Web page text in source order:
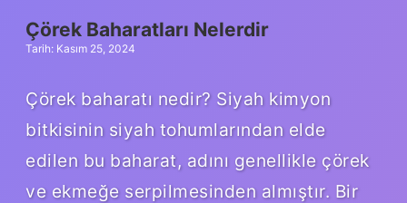
Çörek Baharatları Nelerdir
Tarih: Kasım 25, 2024
Çörek baharatı nedir? Siyah kimyon
bitkisinin siyah tohumlarından elde
edilen bu baharat, adını genellikle çörek
ve ekmeğe serpilmesinden almıştır. Bir